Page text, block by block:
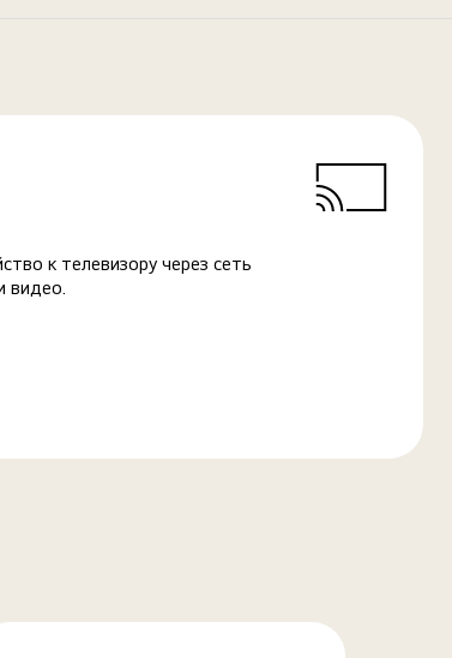
к телевизору через сеть
видео.